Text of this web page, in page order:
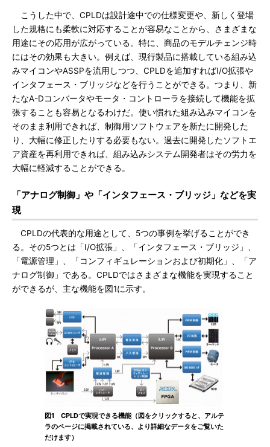
こうした中で、CPLDは設計途中での仕様変更や、新しく登場
した規格にも柔軟に対応することが容易なことから、さまざまな
用途にその応用が広がっている。特に、商品のモデルチェンジ時
にはその効果も大きい。例えば、現行製品に搭載している組み込
みマイコンやASSPを流用しつつ、CPLDを追加すればI/O拡張や
インタフェース・ブリッジなどを行うことができる。つまり、新
たなA-Dコンバータやモータ・コントローラを接続して機能を拡
張することも容易となるわけだ。使い慣れた組み込みマイコンを
そのまま利用できれば、制御用ソフトウェアを新たに開発した
り、大幅に修正したりする必要もない。過去に開発したソフトエ
ア資産を再利用できれば、組み込みシステム開発者はその労力を
大幅に軽減することができる。
「アナログ制御」や「インタフェース・ブリッジ」などを実
現
CPLDの代表的な用途として、5つの事例を挙げることができ
る。その5つとは「I/O拡張」、「インタフェース・ブリッジ」、
「電源管理」、「コンフィギュレーションおよび初期化」、「ア
ナログ制御」である。CPLDではさまざまな機能を実現すること
ができるが、主な機能を図1に示す。
図1 CPLDで実現できる機能（図をクリックすると、アルテ
ラのページに掲載されている、より詳細なデータをご覧いた
だけます）